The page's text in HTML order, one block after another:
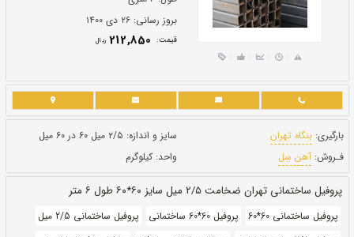
میل 60 در 60
تولید:تهران
طول:
بروز رسانی:
قيمت: 212,850ريال